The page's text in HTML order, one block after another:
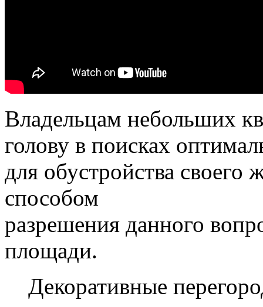
Владельцам небольших
голову в поисках
для обустройства
способом
разрешения данного
площади.
Декоративные